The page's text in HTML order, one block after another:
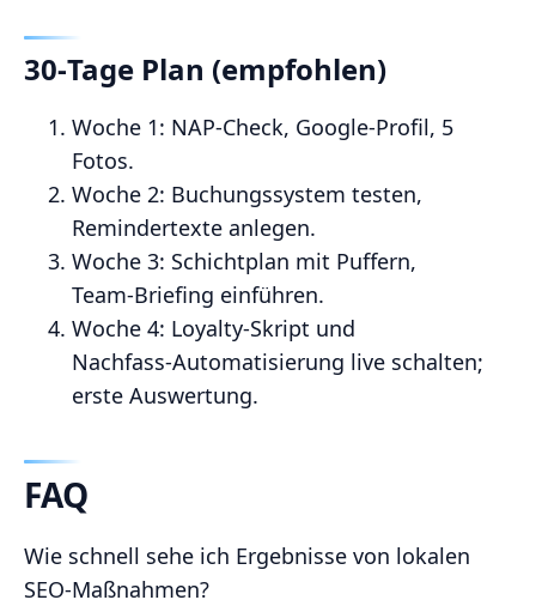
30‑Tage Plan (empfohlen)
Woche 1: NAP‑Check, Google‑Profil, 5
Fotos.
Woche 2: Buchungssystem testen,
Remindertexte anlegen.
Woche 3: Schichtplan mit Puffern,
Team‑Briefing einführen.
Woche 4: Loyalty‑Skript und
Nachfass‑Automatisierung live schalten;
erste Auswertung.
FAQ
Wie schnell sehe ich Ergebnisse von lokalen
SEO‑Maßnahmen?